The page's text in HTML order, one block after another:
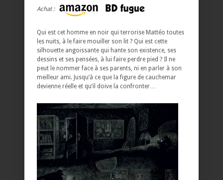
Achat :
Qui est cet homme en noir qui terrorise Mattéo toutes
les nuits, à le faire mouiller son lit ? Qui est cette
silhouette angoissante qui hante son existence, ses
dessins et ses pensées, à lui faire perdre pied ? Il ne
peut le nommer face à ses parents, ni en parler à son
meilleur ami. Jusqu’à ce que la figure de cauchemar
devienne réelle et qu’il doive la confronter…